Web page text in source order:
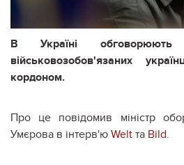
В Україні обговорюють
військовозобов'язаних
кордоном.
Про це повідомив міністр
Умєрова в інтерв'ю Welt та Bild.